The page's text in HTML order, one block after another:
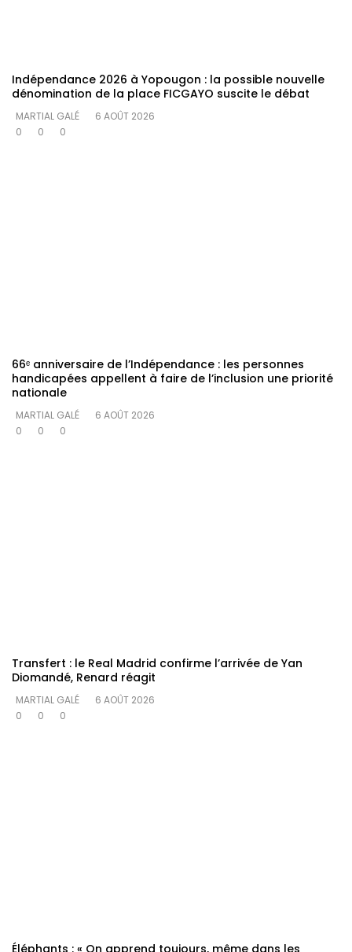
Indépendance 2026 à Yopougon : la possible nouvelle
dénomination de la place FICGAYO suscite le débat
MARTIAL GALÉ
6 AOÛT 2026
0
0 0
66ᵉ anniversaire de l’Indépendance : les personnes
handicapées appellent à faire de l’inclusion une priorité
nationale
MARTIAL GALÉ
6 AOÛT 2026
0
0 0
Transfert : le Real Madrid confirme l’arrivée de Yan
Diomandé, Renard réagit
MARTIAL GALÉ
6 AOÛT 2026
0
0 0
Éléphants : « On apprend toujours, même dans les